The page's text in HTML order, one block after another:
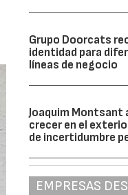
Grupo Doorcats
identidad para
líneas de negocio
Joaquim Montsant
crecer en el
de incertidumbre
EMPRESAS